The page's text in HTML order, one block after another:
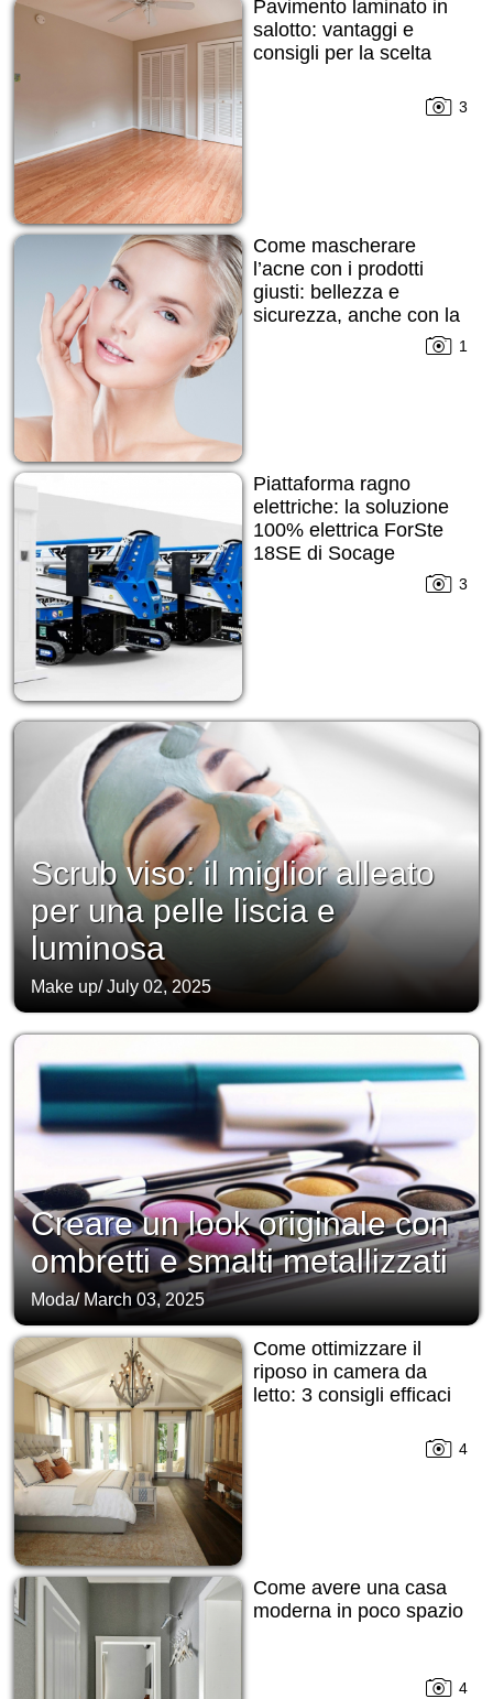
Pavimento laminato in
salotto: vantaggi e
consigli per la scelta
3
Come mascherare
l’acne con i prodotti
giusti: bellezza e
sicurezza, anche con la
1
Piattaforma ragno
elettriche: la soluzione
100% elettrica ForSte
18SE di Socage
3
Scrub viso: il miglior alleato
per una pelle liscia e
luminosa
Make up/July 02, 2025
Creare un look originale con
ombretti e smalti metallizzati
Moda/ March 03, 2025
Come ottimizzare il
riposo in camera da
letto: 3 consigli efficaci
4
Come avere una casa
moderna in poco spazio
4